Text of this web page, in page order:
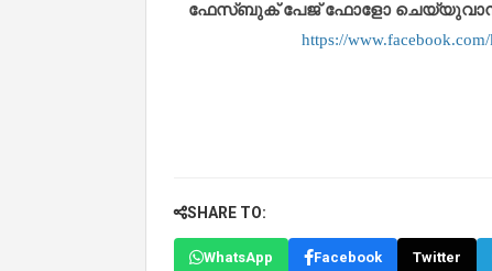
ഫേസ്ബുക് പേജ് ഫോളോ ചെയ്യുവാൻ
https://
SHARE TO:
WhatsApp Facebook Twitter